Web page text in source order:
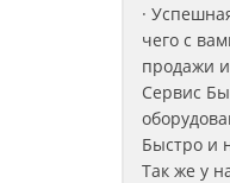
·
чего с
продажи
Сервис
Быстро и
Так же у